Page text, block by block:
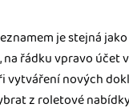
je stejná
na řádku vpravo účet
vytváření nových
z roletové